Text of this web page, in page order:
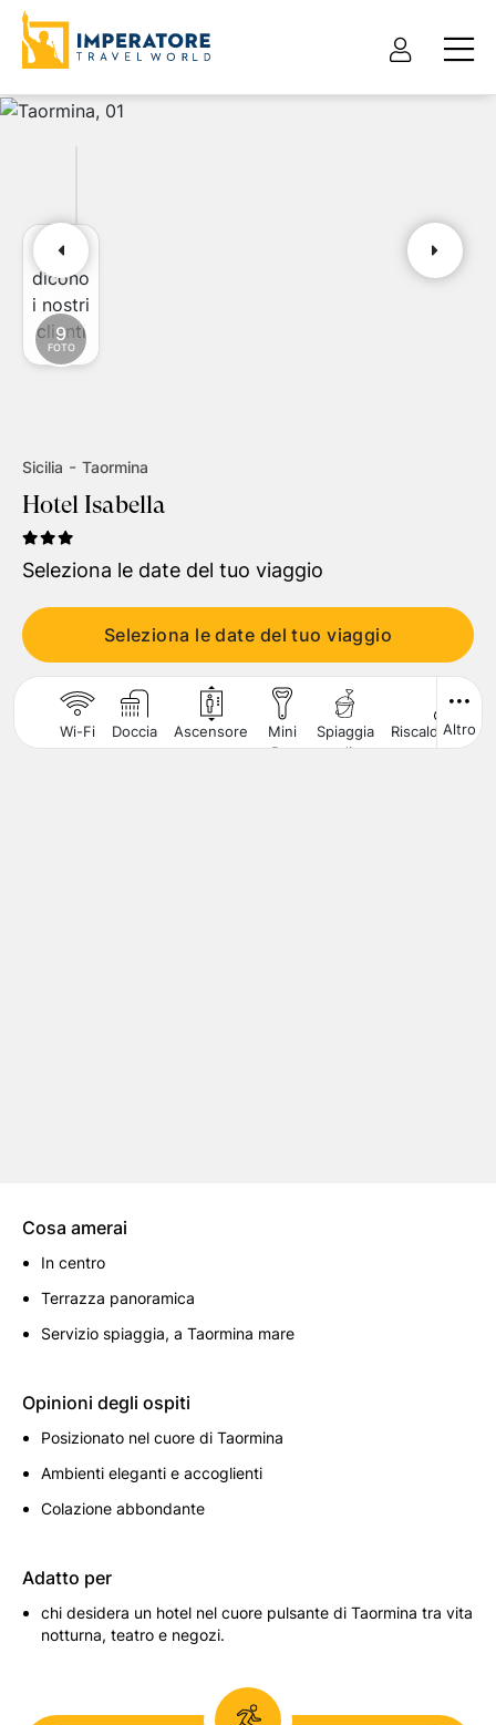
Tipo pacchetto
Viaggiatori
1Camera, 2Adulti
CERCA
9
FOTO
Cosa
dicono
i nostri
clienti
Sicilia - Taormina
Hotel Isabella
Seleziona le date del tuo viaggio
Seleziona le date del tuo viaggio
Wi-Fi Doccia Ascensore
Mini
Bar
Spiaggia
di
Riscaldamento
Altro
Cosa amerai
In centro
Terrazza panoramica
Servizio spiaggia, a Taormina mare
Opinioni degli ospiti
Posizionato nel cuore di Taormina
Ambienti eleganti e accoglienti
Colazione abbondante
Adatto per
chi desidera un hotel nel cuore pulsante di Taormina tra vita
notturna, teatro e negozi.